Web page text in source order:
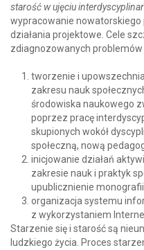
starość w ujęciu
wypracowanie
działania projektowe. Cele
zdiagnozowanych
tworzenie i
zakresu nauk
środowiska naukowego
poprzez pracę
skupionych wokół
społeczną, nową
inicjowanie działań
zakresie nauk i praktyk
upublicznienie
organizacja systemu
z wykorzystaniem
Starzenie się i starość są
ludzkiego życia. Proces